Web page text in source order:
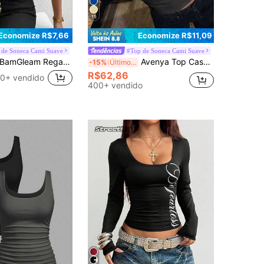
R$7,66
Soneca Cami Suave
Regata Ajustada de Verão Fashionável com Bolinhas e Franzidos para Mulheres
vendido
15
Economize R$11,09
#Top de Soneca Cami Suave
-15% Últimos 3 dias Avenya Top Casual Versátil para Uso Diário com Decoração de Rebite, Plus Size para Mulheres
R$62,86
400+ vendido